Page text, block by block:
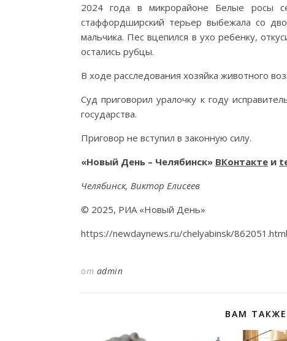
2024 года в микрорайоне Белые росы
стаффордширский терьер выбежала со
мальчика. Пес вцепился в ухо ребенку,
остались рубцы.
В ходе расследования хозяйка животного
Суд приговорил уралочку к году
государства.
Приговор не вступил в законную силу.
«Новый День – Челябинск» ВКонтакте и
Челябинск, Виктор Елисеев
© 2025, РИА «Новый День»
https://newdaynews.ru/chelyabinsk/862051.html
от admin
ВАМ